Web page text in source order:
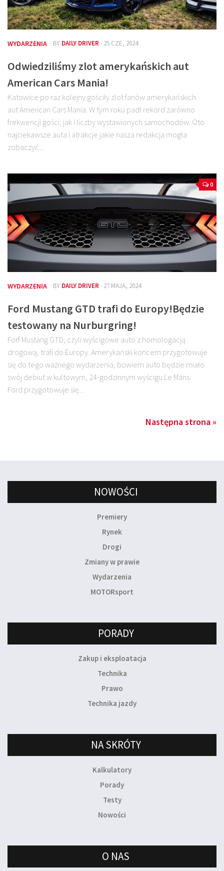
WYDARZENIA · BY DAILY DRIVER · 25 CZE, 2024
Odwiedziliśmy zlot amerykańskich aut
American Cars Mania!
Katowice po raz kolejny gościły zlot fanów amerykańskich
aut American Cars Mania. W tym roku padł rekord zarówno
frekwencji gości, jak i liczby wystawionych samochodów. Oto
najciekawsze auta i atrakcje jakie nasza redakcja mogła
zobaczyć...
0
WYDARZENIA · BY DAILY DRIVER · 27 MAJA, 2024
Ford Mustang GTD trafi do Europy!Będzie
testowany na Nurburgring!
Forf Mustang GTD, czyli wyścigowe auto z homologacją
drogową, trafi do Europy. Amerykański koncern przygotowuje
się do tego ważnego wydarzenia, bowiem auto będzie miało
swój debiut w kultowym, 24-godzinnym wyścigu Le Mans.
Ford przygotowuje się...
Następna strona »
NOWOŚCI
Premiery
Rynek
Drogi
Zmiany w prawie
Wydarzenia
MOTORsport
PORADY
Zakup i eksploatacja
Technika
Prawo
Technika jazdy
NA SKRÓTY
Kalkulatory
Porady
Testy
Nowości
O NAS